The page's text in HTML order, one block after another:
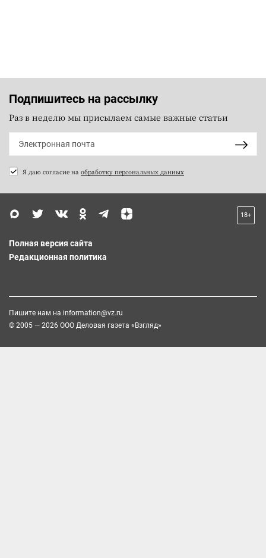
Подпишитесь на рассылку
Раз в неделю мы присылаем самые важные статьи
Я даю согласие на обработку персональных данных
18+
Полная версия сайта
Редакционная политика
Пишите нам на information@vz.ru
© 2005 — 2026 ООО Деловая газета «Взгляд»